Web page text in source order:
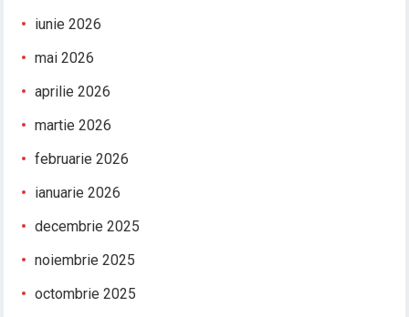
iunie 2026
mai 2026
aprilie 2026
martie 2026
februarie 2026
ianuarie 2026
decembrie 2025
noiembrie 2025
octombrie 2025